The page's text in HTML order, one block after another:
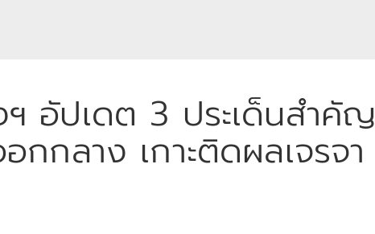
อัปเดต 3 ประเด็นสำคัญ
กกลาง เกาะติดผลเจรจา